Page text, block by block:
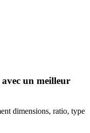
avec un meilleur
dimensions, ratio, type